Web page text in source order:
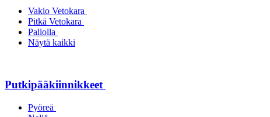
Vakio Vetokara
Pitkä Vetokara
Pallolla
Näytä kaikki
Putkipääkiinnikkeet
Pyöreä